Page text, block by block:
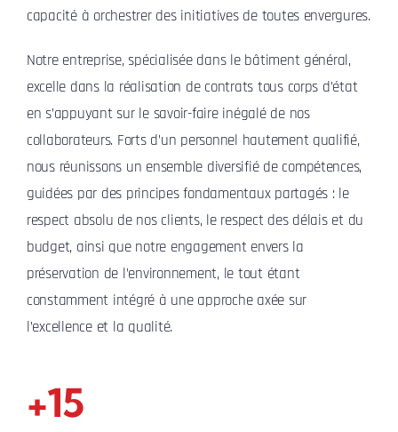
capacité à orchestrer des initiatives de toutes envergures.
Notre entreprise, spécialisée dans le bâtiment général,
excelle dans la réalisation de contrats tous corps d’état
en s’appuyant sur le savoir-faire inégalé de nos
collaborateurs. Forts d’un personnel hautement qualifié,
nous réunissons un ensemble diversifié de compétences,
guidées par des principes fondamentaux partagés : le
respect absolu de nos clients, le respect des délais et du
budget, ainsi que notre engagement envers la
préservation de l’environnement, le tout étant
constamment intégré à une approche axée sur
l’excellence et la qualité.
+15